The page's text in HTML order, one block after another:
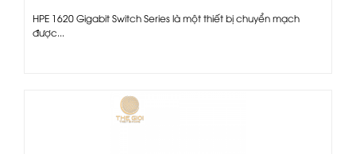
HPE 1620 Gigabit Switch Series là một thiết bị chuyển mạch
được...